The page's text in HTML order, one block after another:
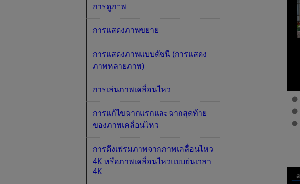
การดูภาพ
การแสดงภาพขยาย
การแสดงภาพแบบดัชนี (การแสดง
ภาพหลายภาพ)
การเล่นภาพเคลื่อนไหว
การแก้ไขฉากแรกและฉากสุดท้าย
ของภาพเคลื่อนไหว
การดึงเฟรมภาพจากภาพเคลื่อนไหว
4K หรือภาพเคลื่อนไหวแบบย่นเวลา
4K